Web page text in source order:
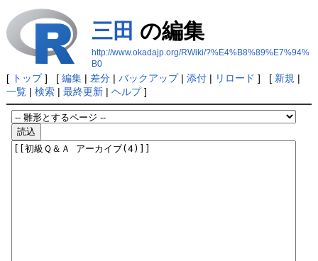
三田 の編集
http://www.okadajp.org/RWiki/?%E4%B8%89%E7%94%
B0
[ トップ] [ 編集| 差分| バックアップ| 添付| リロード ] [ 新規 |
一覧| 検索| 最終更新| ヘルプ]